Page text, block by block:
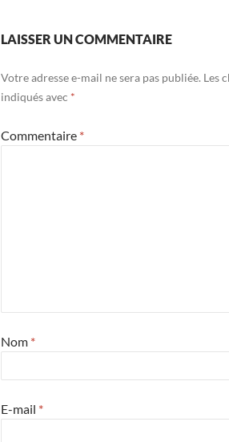
LAISSER UN COMMENTAIRE
Votre adresse e-mail ne sera pas publiée. Les
indiqués avec *
Commentaire *
Nom *
E-mail *